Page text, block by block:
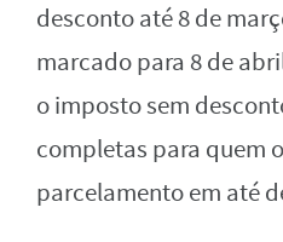
desconto até 8 de
marcado para 8 de
o imposto sem
completas para quem
parcelamento em até